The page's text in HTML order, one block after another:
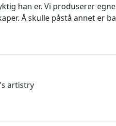
han er. Vi produserer
Å skulle påstå annet er
artistry